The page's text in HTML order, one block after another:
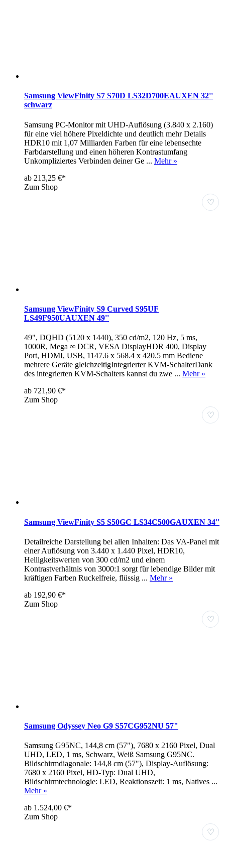
Samsung ViewFinity S7 S70D LS32D700EAUXEN 32''
schwarz
Samsung PC-Monitor mit UHD-Auflösung (3.840 x 2.160)
für eine viel höhere Pixeldichte und deutlich mehr Details
HDR10 mit 1,07 Milliarden Farben für eine lebensechte
Farbdarstellung und einen höheren Kontrastumfang
Unkompliziertes Verbinden deiner Ge ... Mehr »
ab 213,25 €*
Zum Shop
♡
Samsung ViewFinity S9 Curved S95UF
LS49F950UAUXEN 49''
49", DQHD (5120 x 1440), 350 cd/m2, 120 Hz, 5 ms,
1000R, Mega ∞ DCR, VESA DisplayHDR 400, Display
Port, HDMI, USB, 1147.6 x 568.4 x 420.5 mm Bediene
mehrere Geräte gleichzeitigIntegrierter KVM-SchalterDank
des integrierten KVM-Schalters kannst du zwe ... Mehr »
ab 721,90 €*
Zum Shop
♡
Samsung ViewFinity S5 S50GC LS34C500GAUXEN 34''
Detailreiche Darstellung bei allen Inhalten: Das VA-Panel mit
einer Auflösung von 3.440 x 1.440 Pixel, HDR10,
Helligkeitswerten von 300 cd/m2 und einem
Kontrastverhältnis von 3000:1 sorgt für lebendige Bilder mit
kräftigen Farben Ruckelfreie, flüssig ... Mehr »
ab 192,90 €*
Zum Shop
♡
Samsung Odyssey Neo G9 S57CG952NU 57"
Samsung G95NC, 144,8 cm (57"), 7680 x 2160 Pixel, Dual
UHD, LED, 1 ms, Schwarz, Weiß Samsung G95NC.
Bildschirmdiagonale: 144,8 cm (57"), Display-Auflösung:
7680 x 2160 Pixel, HD-Typ: Dual UHD,
Bildschirmtechnologie: LED, Reaktionszeit: 1 ms, Natives ...
Mehr »
ab 1.524,00 €*
Zum Shop
♡